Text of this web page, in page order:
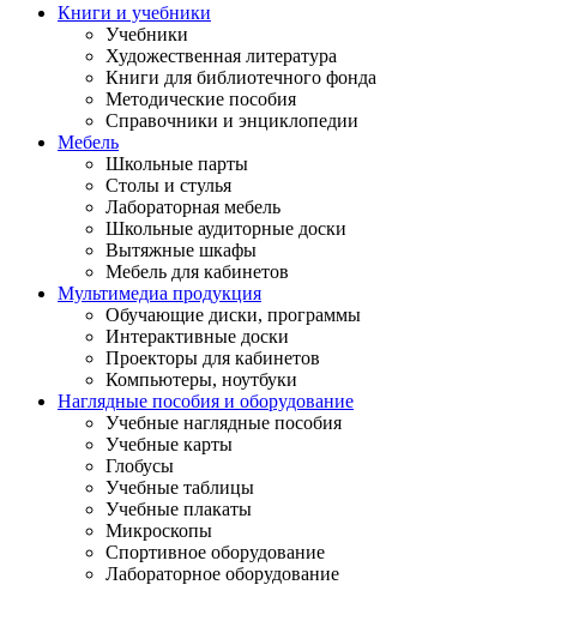
Книги и учебники
Учебники
Художественная литература
Книги для библиотечного фонда
Методические пособия
Справочники и энциклопедии
Мебель
Школьные парты
Столы и стулья
Лабораторная мебель
Школьные аудиторные доски
Вытяжные шкафы
Мебель для кабинетов
Мультимедиа продукция
Обучающие диски, программы
Интерактивные доски
Проекторы для кабинетов
Компьютеры, ноутбуки
Наглядные пособия и оборудование
Учебные наглядные пособия
Учебные карты
Глобусы
Учебные таблицы
Учебные плакаты
Микроскопы
Спортивное оборудование
Лабораторное оборудование